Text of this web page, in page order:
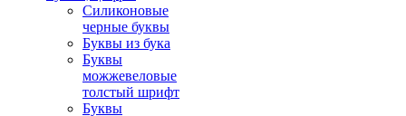
Силиконовые
черные буквы
Буквы из бука
Буквы
можжевеловые
толстый шрифт
Буквы